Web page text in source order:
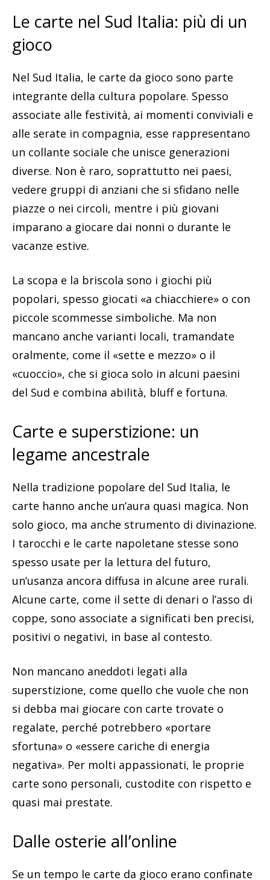
Le carte nel Sud Italia: più di un
gioco
Nel Sud Italia, le carte da gioco sono parte
integrante della cultura popolare. Spesso
associate alle festività, ai momenti conviviali e
alle serate in compagnia, esse rappresentano
un collante sociale che unisce generazioni
diverse. Non è raro, soprattutto nei paesi,
vedere gruppi di anziani che si sfidano nelle
piazze o nei circoli, mentre i più giovani
imparano a giocare dai nonni o durante le
vacanze estive.
La scopa e la briscola sono i giochi più
popolari, spesso giocati «a chiacchiere» o con
piccole scommesse simboliche. Ma non
mancano anche varianti locali, tramandate
oralmente, come il «sette e mezzo» o il
«cuoccio», che si gioca solo in alcuni paesini
del Sud e combina abilità, bluff e fortuna.
Carte e superstizione: un
legame ancestrale
Nella tradizione popolare del Sud Italia, le
carte hanno anche un’aura quasi magica. Non
solo gioco, ma anche strumento di divinazione.
I tarocchi e le carte napoletane stesse sono
spesso usate per la lettura del futuro,
un’usanza ancora diffusa in alcune aree rurali.
Alcune carte, come il sette di denari o l’asso di
coppe, sono associate a significati ben precisi,
positivi o negativi, in base al contesto.
Non mancano aneddoti legati alla
superstizione, come quello che vuole che non
si debba mai giocare con carte trovate o
regalate, perché potrebbero «portare
sfortuna» o «essere cariche di energia
negativa». Per molti appassionati, le proprie
carte sono personali, custodite con rispetto e
quasi mai prestate.
Dalle osterie all’online
Se un tempo le carte da gioco erano confinate